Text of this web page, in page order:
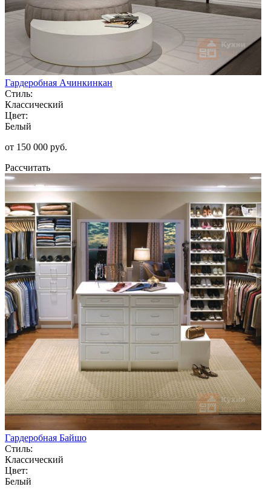
Гардеробная Ачинкинкан
Стиль:
Классический
Цвет:
Белый
от 150 000 руб.
Рассчитать
Гардеробная Байшо
Стиль:
Классический
Цвет:
Белый